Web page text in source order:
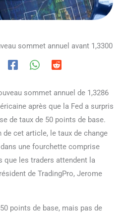
sommet annuel avant 1,3300
sommet annuel de 1,3286
après que la Fed a surpris
de taux de 50 points de base.
cet article, le taux de change
une fourchette comprise
que les traders attendent la
de TradingPro, Jerome
points de base, mais pas de